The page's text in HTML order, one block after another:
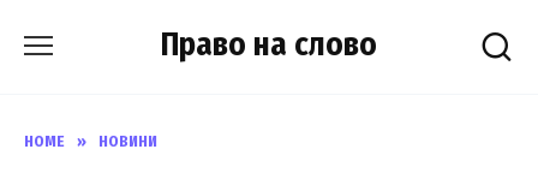
Право на слово
HOME » НОВИНИ